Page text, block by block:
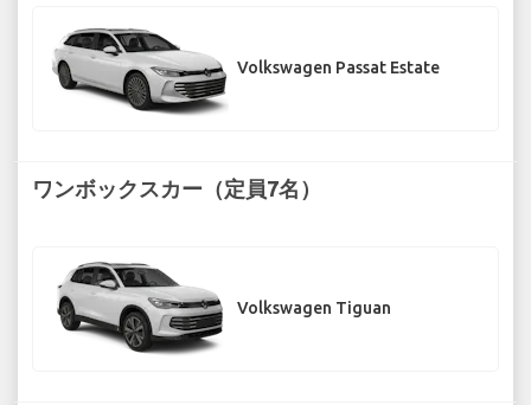
Volkswagen Passat Estate
ワンボックスカー（定員7名）
Volkswagen Tiguan